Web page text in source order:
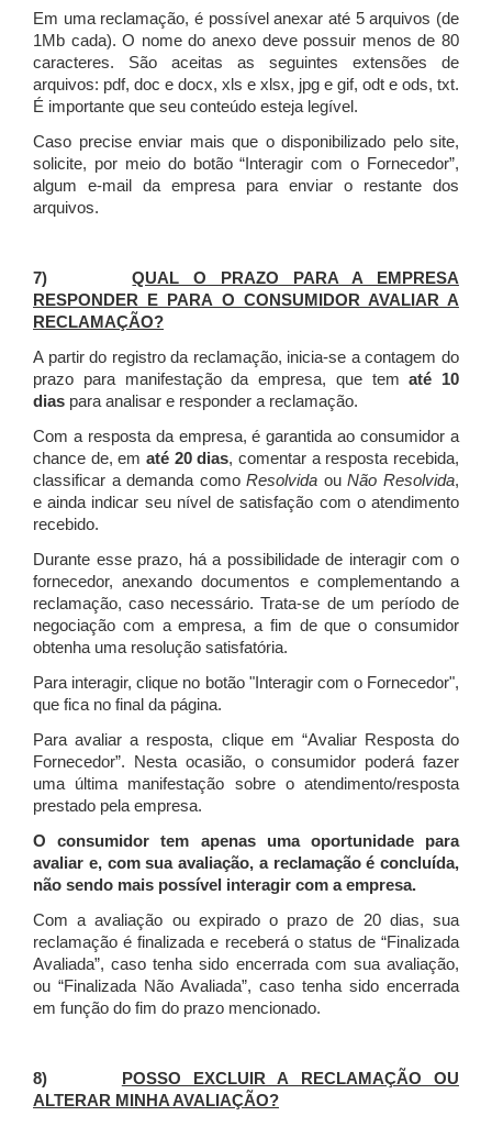
Em uma reclamação, é possível anexar até 5 arquivos (de
1Mb cada). O nome do anexo deve possuir menos de 80
caracteres. São aceitas as seguintes extensões de
arquivos: pdf, doc e docx, xls e xlsx, jpg e gif, odt e ods, txt.
É importante que seu conteúdo esteja legível.
Caso precise enviar mais que o disponibilizado pelo site,
solicite, por meio do botão “Interagir com o Fornecedor”,
algum e-mail da empresa para enviar o restante dos
arquivos.
7)QUAL O PRAZO PARA A EMPRESA
RESPONDER E PARA O CONSUMIDOR AVALIAR A
RECLAMAÇÃO?
A partir do registro da reclamação, inicia-se a contagem do
prazo para manifestação da empresa, que tematé 10
dias para analisar e responder a reclamação.
Com a resposta da empresa, é garantida ao consumidor a
chance de, em até 20 dias, comentar a resposta recebida,
classificar a demanda comoResolvida ouNão Resolvida,
e ainda indicar seu nível de satisfação com o atendimento
recebido.
Durante esse prazo, há a possibilidade de interagir com o
fornecedor, anexando documentos e complementando a
reclamação, caso necessário.Trata-se de um período de
negociação com a empresa, a fim de que o consumidor
obtenha uma resolução satisfatória.
Para interagir, clique no botão "Interagir com o Fornecedor",
que fica no final da página.
Para avaliar a resposta, clique em “Avaliar Resposta do
Fornecedor”. Nesta ocasião, o consumidor poderá fazer
uma última manifestação sobre o atendimento/resposta
prestado pela empresa.
O consumidor tem apenas uma oportunidade para
avaliar e, com sua avaliação, a reclamação é concluída,
não sendo mais possível interagir com a empresa.
Com a avaliação ou expirado o prazo de 20 dias, sua
reclamação é finalizada e receberá o status de “Finalizada
Avaliada”, caso tenha sido encerrada com sua avaliação,
ou “Finalizada Não Avaliada”, caso tenha sido encerrada
em função do fim do prazo mencionado.
8)
POSSO EXCLUIR A RECLAMAÇÃO OU
ALTERAR MINHA AVALIAÇÃO?